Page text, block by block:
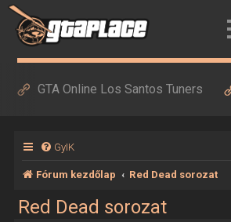
GTA Online Los Santos Tuners
GyIK
Fórum kezdőlap Red Dead sorozat
Red Dead sorozat